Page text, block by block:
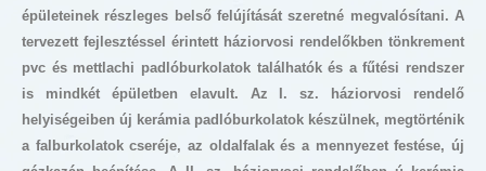
épületeinek részleges belső felújítását szeretné megvalósítani. A
tervezett fejlesztéssel érintett háziorvosi rendelőkben tönkrement
pvc és mettlachi padlóburkolatok találhatók és a fűtési rendszer
is mindkét épületben elavult. Az I. sz. háziorvosi rendelő
helyiségeiben új kerámia padlóburkolatok készülnek, megtörténik
a falburkolatok cseréje, az oldalfalak és a mennyezet festése, új